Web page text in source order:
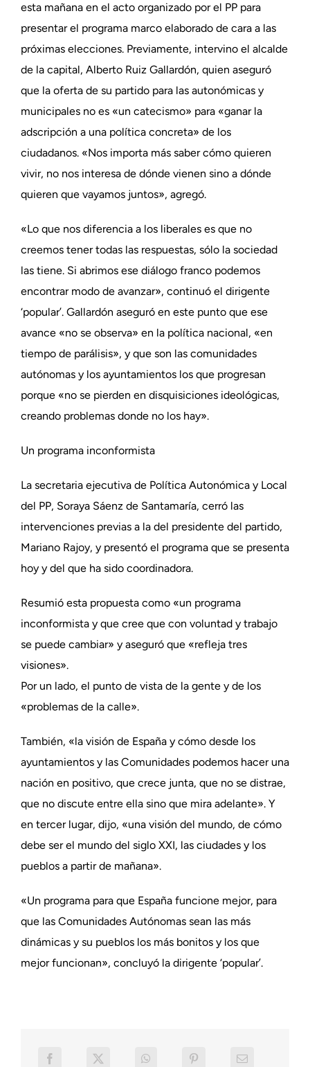
esta mañana en el acto organizado por el PP para
presentar el programa marco elaborado de cara a las
próximas elecciones. Previamente, intervino el alcalde
de la capital, Alberto Ruiz Gallardón, quien aseguró
que la oferta de su partido para las autonómicas y
municipales no es «un catecismo» para «ganar la
adscripción a una política concreta» de los
ciudadanos. «Nos importa más saber cómo quieren
vivir, no nos interesa de dónde vienen sino a dónde
quieren que vayamos juntos», agregó.
«Lo que nos diferencia a los liberales es que no
creemos tener todas las respuestas, sólo la sociedad
las tiene. Si abrimos ese diálogo franco podemos
encontrar modo de avanzar», continuó el dirigente
‘popular’. Gallardón aseguró en este punto que ese
avance «no se observa» en la política nacional, «en
tiempo de parálisis», y que son las comunidades
autónomas y los ayuntamientos los que progresan
porque «no se pierden en disquisiciones ideológicas,
creando problemas donde no los hay».
Un programa inconformista
La secretaria ejecutiva de Política Autonómica y Local
del PP, Soraya Sáenz de Santamaría, cerró las
intervenciones previas a la del presidente del partido,
Mariano Rajoy, y presentó el programa que se presenta
hoy y del que ha sido coordinadora.
Resumió esta propuesta como «un programa
inconformista y que cree que con voluntad y trabajo
se puede cambiar» y aseguró que «refleja tres
visiones».
Por un lado, el punto de vista de la gente y de los
«problemas de la calle».
También, «la visión de España y cómo desde los
ayuntamientos y las Comunidades podemos hacer una
nación en positivo, que crece junta, que no se distrae,
que no discute entre ella sino que mira adelante». Y
en tercer lugar, dijo, «una visión del mundo, de cómo
debe ser el mundo del siglo XXI, las ciudades y los
pueblos a partir de mañana».
«Un programa para que España funcione mejor, para
que las Comunidades Autónomas sean las más
dinámicas y su pueblos los más bonitos y los que
mejor funcionan», concluyó la dirigente ‘popular’.